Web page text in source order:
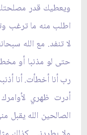
ويعطيك قدر مصلحتك.
اطلب منه ما ترغب
لا تنفد. مع الله
حتى لو مذنبا أو
رب أنا أخطأت. أنا
أدرت ظهري
الصالحين الله